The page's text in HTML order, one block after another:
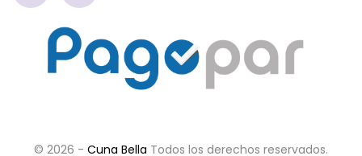
© 2026 - Cuna Bella Todos los derechos reservados.